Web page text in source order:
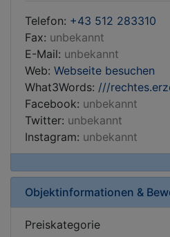
Telefon: +43 512 283310
Fax: unbekannt
E-Mail: unbekannt
Web: Webseite besuchen
What3Words: ///
Facebook: unbekannt
Twitter: unbekannt
Instagram: unbekannt
Objektinformationen &
Preiskategorie